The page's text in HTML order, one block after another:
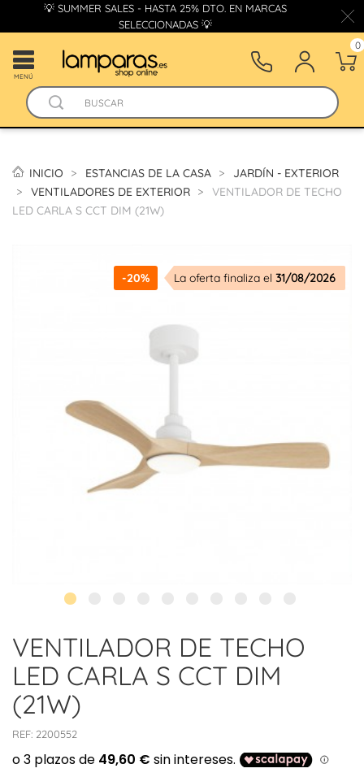
💡 SUMMER SALES - HASTA 25% DTO. EN MARCAS
SELECCIONADAS 💡
MENÚ
0
INICIO ESTANCIAS DE LA CASA
JARDÍN - EXTERIOR
VENTILADORES DE EXTERIOR
VENTILADOR DE TECHO
LED CARLA S CCT DIM (21W)
-20% La oferta finaliza el 31/08/2026
VENTILADOR DE TECHO
LED CARLA S CCT DIM
(21W)
REF: 2200552